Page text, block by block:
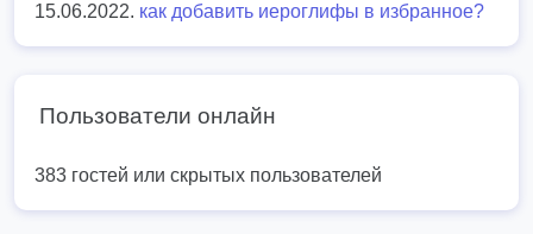
15.06.2022. как добавить иероглифы в избранное?
Пользователи онлайн
383 гостей или скрытых пользователей